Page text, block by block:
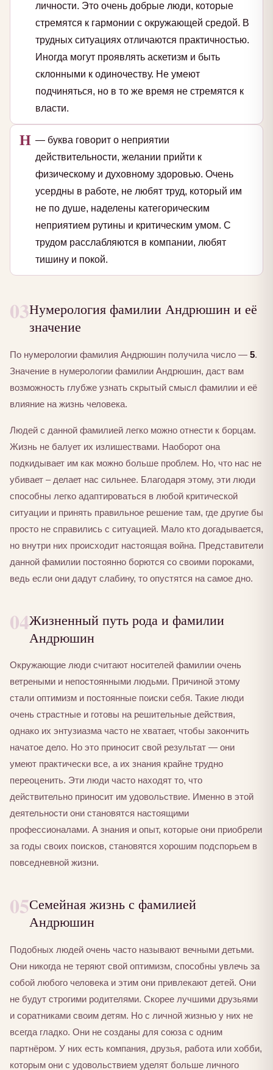
личности. Это очень добрые люди, которые
стремятся к гармонии с окружающей средой. В
трудных ситуациях отличаются практичностью.
Иногда могут проявлять аскетизм и быть
склонными к одиночеству. Не умеют
подчиняться, но в то же время не стремятся к
власти.
Н — буква говорит о неприятии
действительности, желании прийти к
физическому и духовному здоровью. Очень
усердны в работе, не любят труд, который им
не по душе, наделены категорическим
неприятием рутины и критическим умом. С
трудом расслабляются в компании, любят
тишину и покой.
03Нумерология фамилии Андрюшин и её
значение
По нумерологии фамилия Андрюшин получила число — 5.
Значение в нумерологии фамилии Андрюшин, даст вам
возможность глубже узнать скрытый смысл фамилии и её
влияние на жизнь человека.
Людей с данной фамилией легко можно отнести к борцам.
Жизнь не балует их излишествами. Наоборот она
подкидывает им как можно больше проблем. Но, что нас не
убивает – делает нас сильнее. Благодаря этому, эти люди
способны легко адаптироваться в любой критической
ситуации и принять правильное решение там, где другие бы
просто не справились с ситуацией. Мало кто догадывается,
но внутри них происходит настоящая война. Представители
данной фамилии постоянно борются со своими пороками,
ведь если они дадут слабину, то опустятся на самое дно.
04Жизненный путь рода и фамилии
Андрюшин
Окружающие люди считают носителей фамилии очень
ветреными и непостоянными людьми. Причиной этому
стали оптимизм и постоянные поиски себя. Такие люди
очень страстные и готовы на решительные действия,
однако их энтузиазма часто не хватает, чтобы закончить
начатое дело. Но это приносит свой результат — они
умеют практически все, а их знания крайне трудно
переоценить. Эти люди часто находят то, что
действительно приносит им удовольствие. Именно в этой
деятельности они становятся настоящими
профессионалами. А знания и опыт, которые они приобрели
за годы своих поисков, становятся хорошим подспорьем в
повседневной жизни.
05Семейная жизнь с фамилией
Андрюшин
Подобных людей очень часто называют вечными детьми.
Они никогда не теряют свой оптимизм, способны увлечь за
собой любого человека и этим они привлекают детей. Они
не будут строгими родителями. Скорее лучшими друзьями
и соратниками своим детям. Но с личной жизнью у них не
всегда гладко. Они не созданы для союза с одним
партнёром. У них есть компания, друзья, работа или хобби,
которым они с удовольствием уделят больше личного